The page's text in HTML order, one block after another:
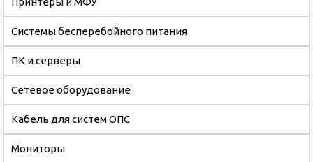
Системы бесперебойного питания
ПК и серверы
Сетевое оборудование
Кабель для систем ОПС
Мониторы